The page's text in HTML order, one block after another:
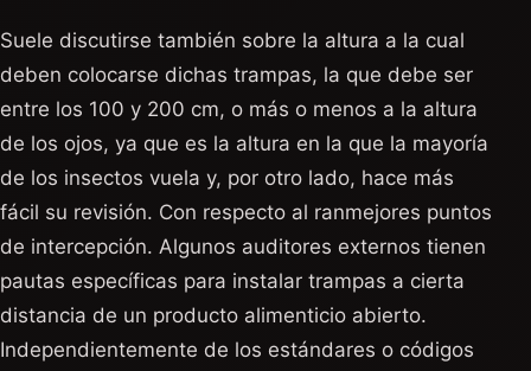
Suele discutirse también sobre la altura a la cual
deben colocarse dichas trampas, la que debe ser
entre los 100 y 200 cm, o más o menos a la altura
de los ojos, ya que es la altura en la que la mayoría
de los insectos vuela y, por otro lado, hace más
fácil su revisión. Con respecto al ranmejores puntos
de intercepción. Algunos auditores externos tienen
pautas específicas para instalar trampas a cierta
distancia de un producto alimenticio abierto.
Independientemente de los estándares o códigos